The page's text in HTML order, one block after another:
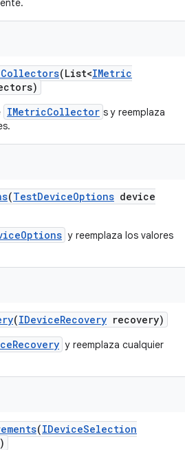
Collectors(List<IMetric
IMetricCollector s y reemplaza
(TestDeviceOptions device
y reemplaza los valores
(IDeviceRecovery recovery)
y reemplaza cualquier
(IDeviceSelection